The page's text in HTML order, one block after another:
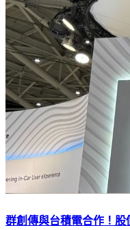
群創傳與台積電合作！